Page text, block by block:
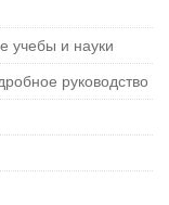
учебы и науки
руководство